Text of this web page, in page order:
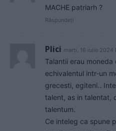
MACHE patriarh ?
Răspundeți
Plici marți, 16 iulie 2024
Talantii erau moneda
echivalentul intr-un
grecesti, egiteni..
talent, as in talentat,
talentum.
Ce inteleg ca spune